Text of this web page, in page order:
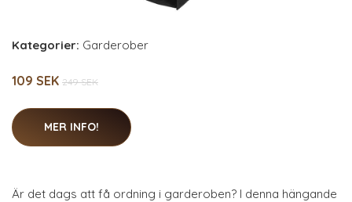
Kategorier: Garderober
109 SEK 249 SEK
MER INFO!
Är det dags att få ordning i garderoben? I denna hängande